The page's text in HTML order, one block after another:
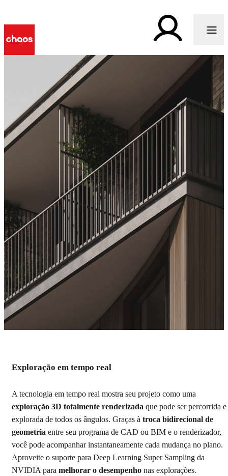
Conheça as principais
funcionalidades do Enscape
Com uma visualização em tempo real simples de
entender, ele acelera seu fluxo de trabalho de design.
Exploração em tempo real
A tecnologia em tempo real mostra seu projeto como uma
exploração 3D totalmente renderizada que pode ser percorrida e
explorada de todos os ângulos. Graças à troca bidirecional de
geometria entre seu programa de CAD ou BIM e o renderizador,
você pode acompanhar instantaneamente cada mudança no plano.
Aproveite o suporte para Deep Learning Super Sampling da
NVIDIA para melhorar o desempenho nas explorações.